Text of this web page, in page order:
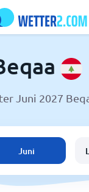
Juni 2027
Juni